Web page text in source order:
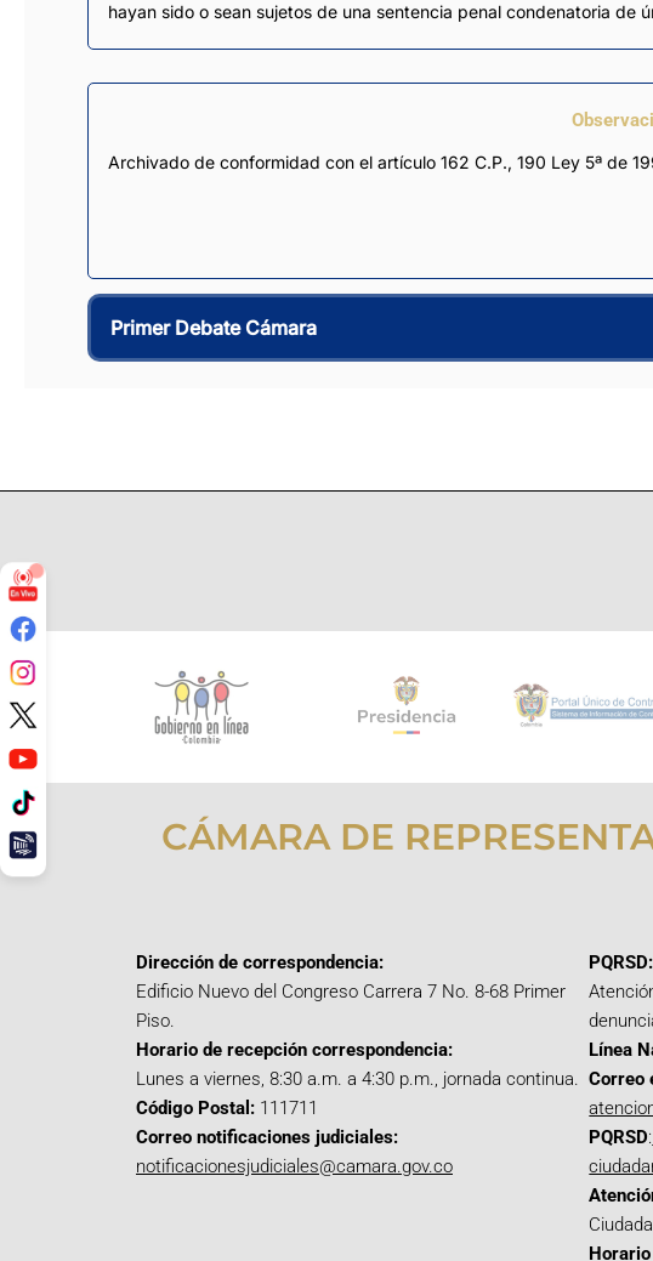
hayan sido o sean sujetos de una sentencia penal condenatoria
Archivado de conformidad con el artículo 162 C.P., 190 Ley 5ª de
Primer Debate Cámara
CÁMARA DE
Dirección de correspondencia:
Edificio Nuevo del Congreso Carrera 7 No. 8-68 Primer
Piso.
Horario de recepción correspondencia:
Lunes a viernes, 8:30 a.m. a 4:30 p.m., jornada continua.
Código Postal: 111711
Correo notificaciones judiciales:
notificacionesjudiciales@camara.gov.co
PQRSD:
Línea
Correo
PQRSD: